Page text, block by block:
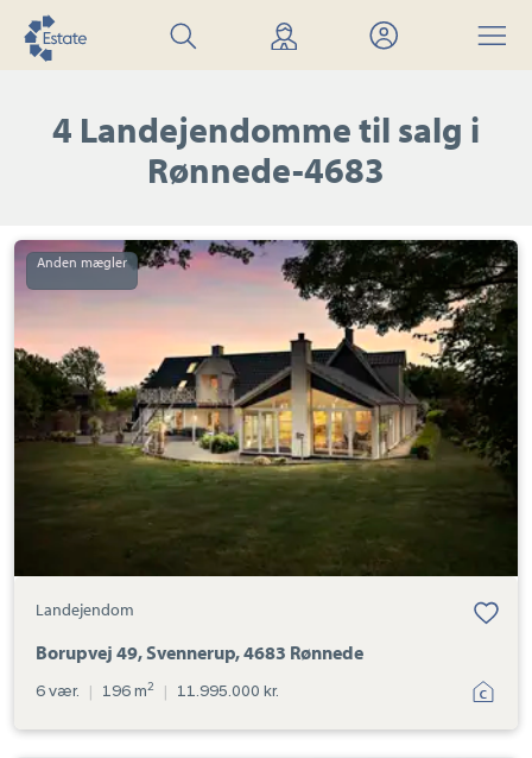
Søg
bolig
Find
mægler
Mit
Estate
Menu
4 Landejendomme til salg i
Rønnede-4683
Landejendom:
Borupvej
Svennerup,
4683
Rønnede
Landejendom
Borupvej 49, Svennerup, 4683 Rønnede
6 vær. | 196 m2 | 11.995.000 kr.